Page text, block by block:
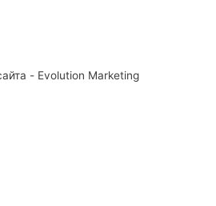
- Evolution Marketing